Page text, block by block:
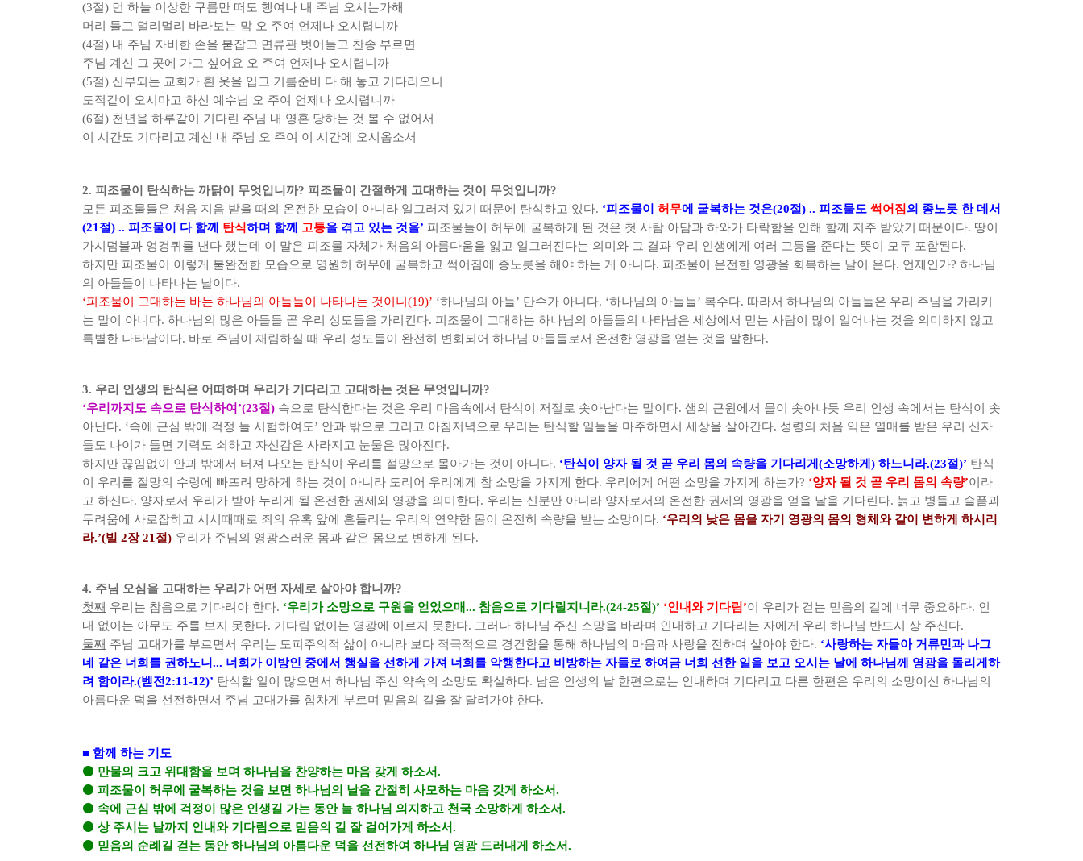
(3절) 먼 하늘 이상한 구름만 떠도 행여나 내 주님 오시는가해
머리 들고 멀리멀리 바라보는 맘 오 주여 언제나 오시렵니까
(4절) 내 주님 자비한 손을 붙잡고 면류관 벗어들고 찬송 부르면
주님 계신 그 곳에 가고 싶어요 오 주여 언제나 오시렵니까
(5절) 신부되는 교회가 흰 옷을 입고 기름준비 다 해 놓고 기다리오니
도적같이 오시마고 하신 예수님 오 주여 언제나 오시렵니까
(6절) 천년을 하루같이 기다린 주님 내 영혼 당하는 것 볼 수 없어서
이 시간도 기다리고 계신 내 주님 오 주여 이 시간에 오시옵소서
2. 피조물이 탄식하는 까닭이 무엇입니까? 피조물이 간절하게 고대하는 것이 무엇입니까?
모든 피조물들은 처음 지음 받을 때의 온전한 모습이 아니라 일그러져 있기 때문에 탄식하고 있다. ‘피조물이 허무에 굴복하는 것은(20절) .. 피조물도 썩어짐의 종노릇 한 데서
(21 절) .. 피조물이 다 함께 탄식하며 함께 고통을 겪고 있는 것을’ 피조물들이 허무에 굴복하게 된 것은 첫 사람 아담과 하와가 타락함을 인해 함께 저주 받았기 때문이다. 땅이
가시덤불과 엉겅퀴를 낸다 했는데 이 말은 피조물 자체가 처음의 아름다움을 잃고 일그러진다는 의미와 그 결과 우리 인생에게 여러 고통을 준다는 뜻이 모두 포함된다.
하지만 피조물이 이렇게
불완전한 모습으로 영원히 허무에 굴복하고 썩어짐에 종노릇을 해야 하는 게 아니다. 피조물이 온전한 영광을 회복하는 날이 온다. 언제인가? 하나님
의 아들들이 나타나는 날이다.
‘피조물이 고대하는 바는 하나님의 아들들이 나타나는 것이니 (19)’ ‘하나님의 아들’ 단수가 아니다. ‘하나님의 아들들’ 복수다. 따라서 하나님의 아들들은 우리 주님을 가리키
는 말이 아니다. 하나님의 많은 아들들 곧 우리 성도들을 가리킨다. 피조물이 고대하는 하나님의 아들들의 나타남은 세상에서 믿는 사람이 많이 일어나는 것을 의미하지 않고
특별한 나타남이다. 바로 주님이 재림하실 때 우리 성도들이 완전히 변화되어 하나님 아들들로서 온전한 영광을 얻는 것을 말한다.
3. 우리 인생의 탄식은 어떠하며 우리가 기다리고 고대하는 것은 무엇입니까?
‘우리까지도 속으로 탄식하여 ’(23절) 속으로 탄식한다는 것은 우리 마음속에서 탄식이 저절로 솟아난다는 말이다. 샘의 근원에서 물이 솟아나듯 우리 인생 속에서는 탄식이 솟
아난다. ‘속에 근심 밖에 걱정 늘 시험하여도’ 안과 밖으로 그리고 아침저녁으로 우리는 탄식할 일들을 마주하면서 세상을 살아간다. 성령의 처음 익은 열매를 받은 우리 신자
들도 나이가 들면 기력도 쇠하고 자신감은 사라지고 눈물은 많아진다.
하지만 끊임없이 안과 밖에서 터져 나오는 탄식이 우리를 절망으로 몰아가는 것이 아니다. ‘탄식이 양자 될 것 곧 우리 몸의 속량을 기다리게 (소망하게 ) 하느니라.(23절)’ 탄식
이 우리를 절망의 수렁에 빠뜨려 망하게 하는 것이 아니라 도리어 우리에게 참 소망을 가지게 한다. 우리에게 어떤 소망을 가지게 하는가? ‘양자 될 것 곧 우리 몸의 속량’이라
고 하신다. 양자로서 우리가 받아 누리게 될 온전한 권세와 영광을 의미한다. 우리는 신분만 아니라 양자로서의 온전한 권세와 영광을 얻을 날을 기다린다. 늙고 병들고 슬픔과
두려움에 사로잡히고 시시때때로 죄의 유혹 앞에 흔들리는 우리의 연약한 몸이 온전히 속량을 받는 소망이다. ‘우리의 낮은 몸을 자기 영광의 몸의 형체와 같이 변하게 하시리
라.’(빌 2장21 절) 우리가 주님의 영광스러운 몸과 같은 몸으로 변하게 된다.
4. 주님 오심을 고대하는 우리가 어떤 자세로 살아야 합니까?
첫째 우리는 참음으로 기다려야 한다. ‘우리가 소망으로 구원을 얻었으매... 참음으로 기다릴지니라.(24-25절)’ ‘인내와 기다림’이 우리가 걷는 믿음의 길에 너무 중요하다. 인
내 없이는 아무도 주를 보지 못한다. 기다림 없이는 영광에 이르지 못한다. 그러나 하나님 주신 소망을 바라며 인내하고 기다리는 자에게 우리 하나님 반드시 상 주신다.
둘째 주님 고대가를 부르면서 우리는 도피주의적 삶이 아니라 보다 적극적으로 경건함을 통해 하나님의 마음과 사랑을 전하며 살아야 한다. ‘사랑하는 자들아 거류민과 나그
네 같은 너희를 권하노니 ... 너희가 이방인 중에서 행실을 선하게 가져 너희를 악행한다고 비방하는 자들로 하여금 너희 선한 일을 보고 오시는 날에 하나님께 영광을 돌리게하
려 함이라.(벧전2:11-12)’ 탄식할 일이 많으면서 하나님 주신 약속의 소망도 확실하다. 남은 인생의 날 한편으로는 인내하며 기다리고 다른 한편은 우리의 소망이신 하나님의
아름다운 덕을 선전하면서 주님 고대가를 힘차게 부르며 믿음의 길을 잘 달려가야 한다.
■ 함께 하는 기도
⚫ 만물의 크고 위대함을 보며 하나님을 찬양하는 마음 갖게 하소서.
⚫ 피조물이 허무에 굴복하는 것을 보면 하나님의 날을 간절히 사모하는 마음 갖게 하소서.
⚫ 속에 근심 밖에 걱정이 많은 인생길 가는 동안 늘 하나님 의지하고 천국 소망하게 하소서.
⚫ 상 주시는 날까지 인내와 기다림으로 믿음의 길 잘 걸어가게 하소서.
⚫ 믿음의 순례길 걷는 동안 하나님의 아름다운 덕을 선전하여 하나님 영광 드러내게 하소서.